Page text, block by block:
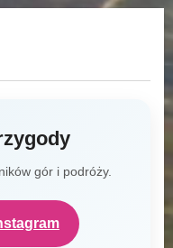
gór i podróży.